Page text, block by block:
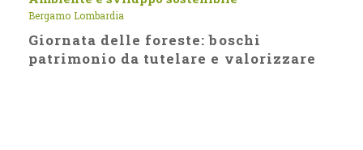
Bergamo Lombardia
Giornata delle foreste: boschi
patrimonio da tutelare e valorizzare